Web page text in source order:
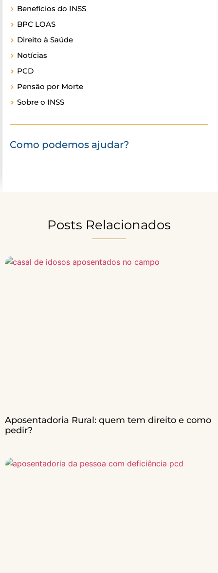
Benefícios do INSS
BPC LOAS
Direito à Saúde
Notícias
PCD
Pensão por Morte
Sobre o INSS
Como podemos ajudar?
Posts Relacionados
Aposentadoria Rural: quem tem direito e como
pedir?